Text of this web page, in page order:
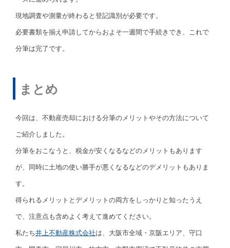
現地調査や測量が終わると登記識別が必要です。
必要書類を揃え申請してからおよそ一週間で手続きでき、これで
分筆は完了です。
まとめ
今回は、不動産売却における分筆のメリットやその方法について
ご紹介しました。
分筆をおこなうと、税金が安くなるなどのメリットもあります
が、同時に土地の使い勝手が悪くなるなどのデメリットもありま
す。
得られるメリットとデメリットの両方をしっかりと知ったうえ
で、注意点も含めよく考えて進めてください。
私たち井上不動産株式会社は、大阪市全域・京阪エリア、守口